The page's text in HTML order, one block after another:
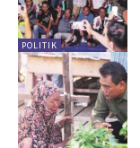
POLITIK